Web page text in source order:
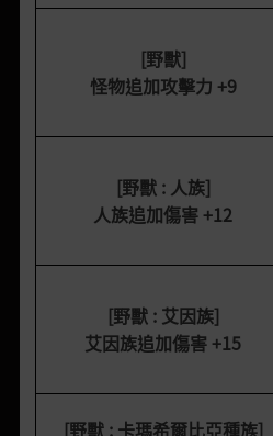
[野獸]
怪物追加攻擊力 +9
[野獸 : 人族]
人族追加傷害 +12
[野獸 : 艾因族]
艾因族追加傷害 +15
[野獸 : 卡瑪希爾比亞種族]